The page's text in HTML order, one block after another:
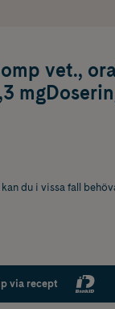
vet.,
du i vissa fall
via recept